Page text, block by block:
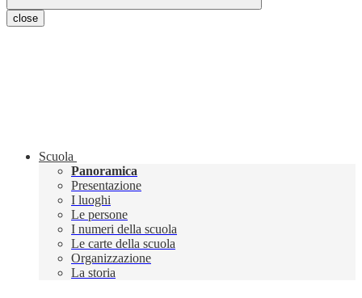
close
Scuola
Panoramica
Presentazione
I luoghi
Le persone
I numeri della scuola
Le carte della scuola
Organizzazione
La storia